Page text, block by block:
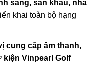
sáng, sân khấu, nhà
khai toàn bộ hạng
cung cấp âm thanh,
kiện Vinpearl Golf